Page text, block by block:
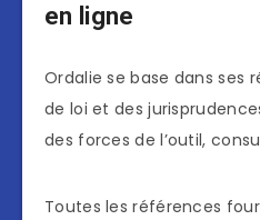
en ligne
Ordalie se base dans ses
de loi et des
des forces de l’outil,
Toutes les références